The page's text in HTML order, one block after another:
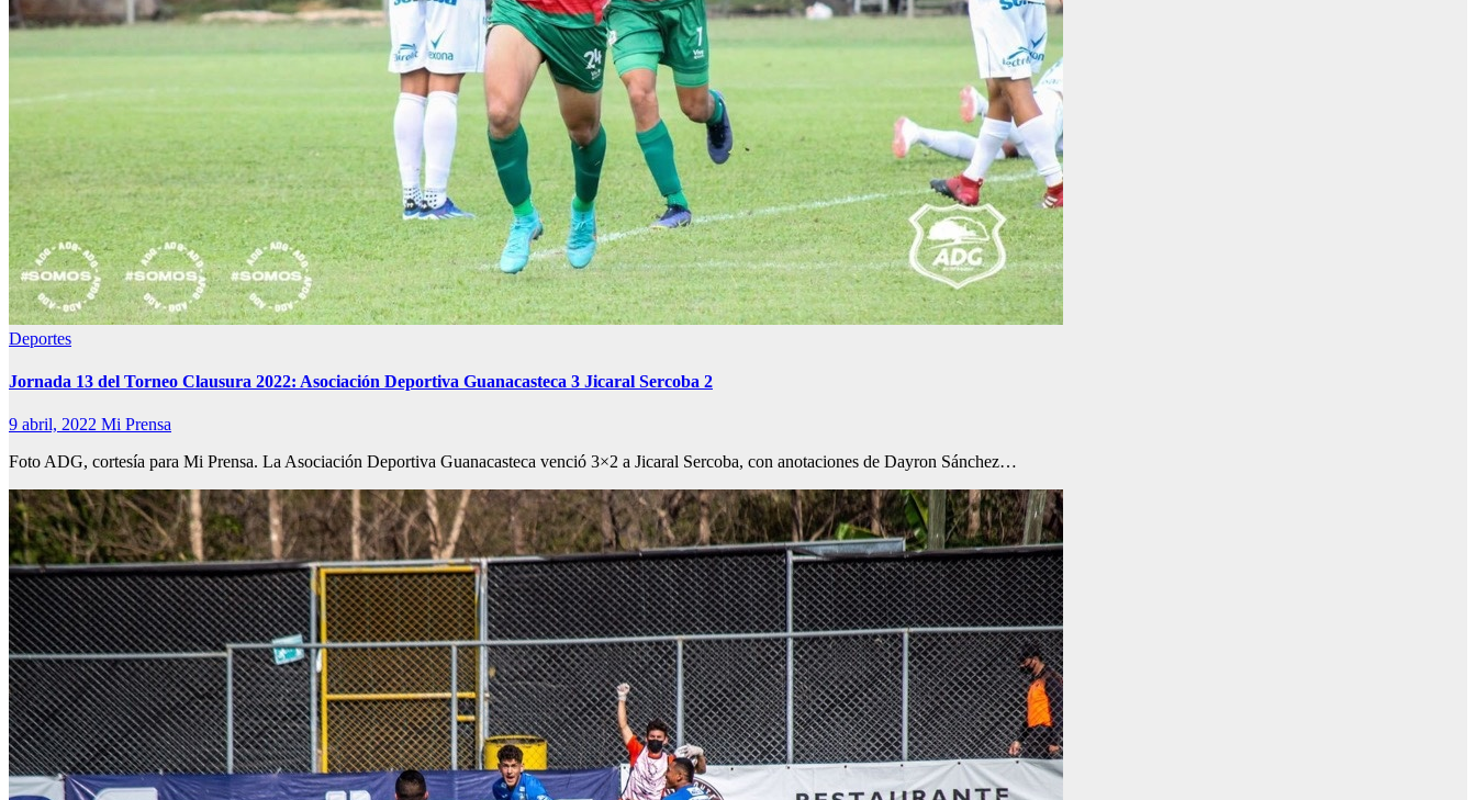
Deportes
Jornada 13 del Torneo Clausura 2022: Asociación Deportiva Guanacasteca 3 Jicaral Sercoba 2
9 abril, 2022 Mi Prensa
Foto ADG, cortesía para Mi Prensa. La Asociación Deportiva Guanacasteca venció 3×2 a Jicaral Sercoba, con anotaciones de Dayron Sánchez…